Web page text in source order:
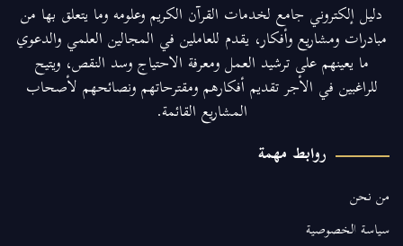
دليل إلكتروني جامع لخدمات القرآن الكريم وعلومه وما يتعلق بها من
مبادرات ومشاريع وأفكار، يقدم للعاملين في المجالين العلمي والدعوي
ما يعينهم على ترشيد العمل ومعرفة الاحتياج وسد النقص، ويتيح
للراغبين في الأجر تقديم أفكارهم ومقترحاتهم ونصائحهم لأصحاب
المشاريع القائمة.
روابط مهمة
من نحن
سياسة الخصوصية